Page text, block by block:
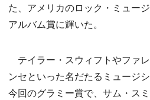
た、アメリカのロック・ミュー
アルバム賞に輝いた。
テイラー・スウィフトやファ
ンセといった名だたるミュージ
今回のグラミー賞で、サム・ス